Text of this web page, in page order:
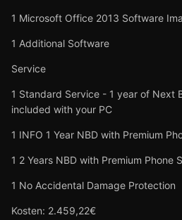
1 Microsoft Office 2013 Software
1 Additional Software
Service
1 Standard Service - 1 year of Next
included with your PC
1 INFO 1 Year NBD with Premium
1 2 Years NBD with Premium Phone
1 No Accidental Damage Protection
Kosten: 2.459,22€